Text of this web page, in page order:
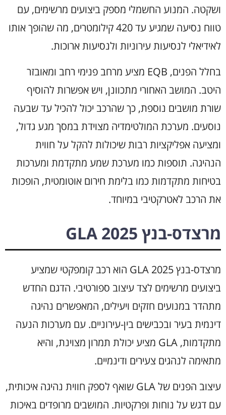
ושקטה. המנוע החשמלי מספק ביצועים מרשימים, עם
טווח נסיעה שמגיע עד 420 קילומטרים, מה שהופך אותו
לאידיאלי לנסיעות עירוניות ולנסיעות ארוכות.
בחלל הפנים, EQB מציע מרחב פנימי רחב ומאובזר
היטב. המושב האחורי מתכוונן, ויש אפשרות להוסיף
שורת מושבים נוספת, כך שהרכב יכול להכיל עד שבעה
נוסעים. מערכת המולטימדיה מצוידת במסך מגע גדול,
ומציעה אפליקציות רבות שיכולות להקל על חווית
הנהיגה. תוספות כמו מערכת שמע מתקדמת ומערכות
בטיחות מתקדמות כמו בלימת חירום אוטומטית, הופכות
את הרכב לאטרקטיבי במיוחד.
מרצדס-בנץ GLA 2025
מרצדס-בנץ GLA 2025 הוא רכב קומפקטי שמציע
ביצועים מרשימים לצד עיצוב ספורטיבי. הדגם החדש
מתהדר במנועים חזקים ויעילים, המאפשרים נהיגה
דינמית בעיר ובכבישים בין-עירוניים. עם מערכות הנעה
מתקדמות, GLA מציע יכולת תמרון מצוינת, והיא
מתאימה לנהגים צעירים ודינמיים.
עיצוב הפנים של GLA שואף לספק חווית נהיגה איכותית,
עם דגש על נוחות ופרקטיות. המושבים מרופדים באיכות